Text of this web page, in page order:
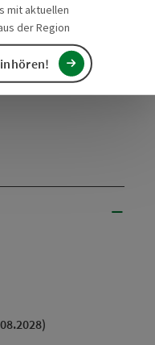
mit aktuellen
der Region
Aufenthalt,